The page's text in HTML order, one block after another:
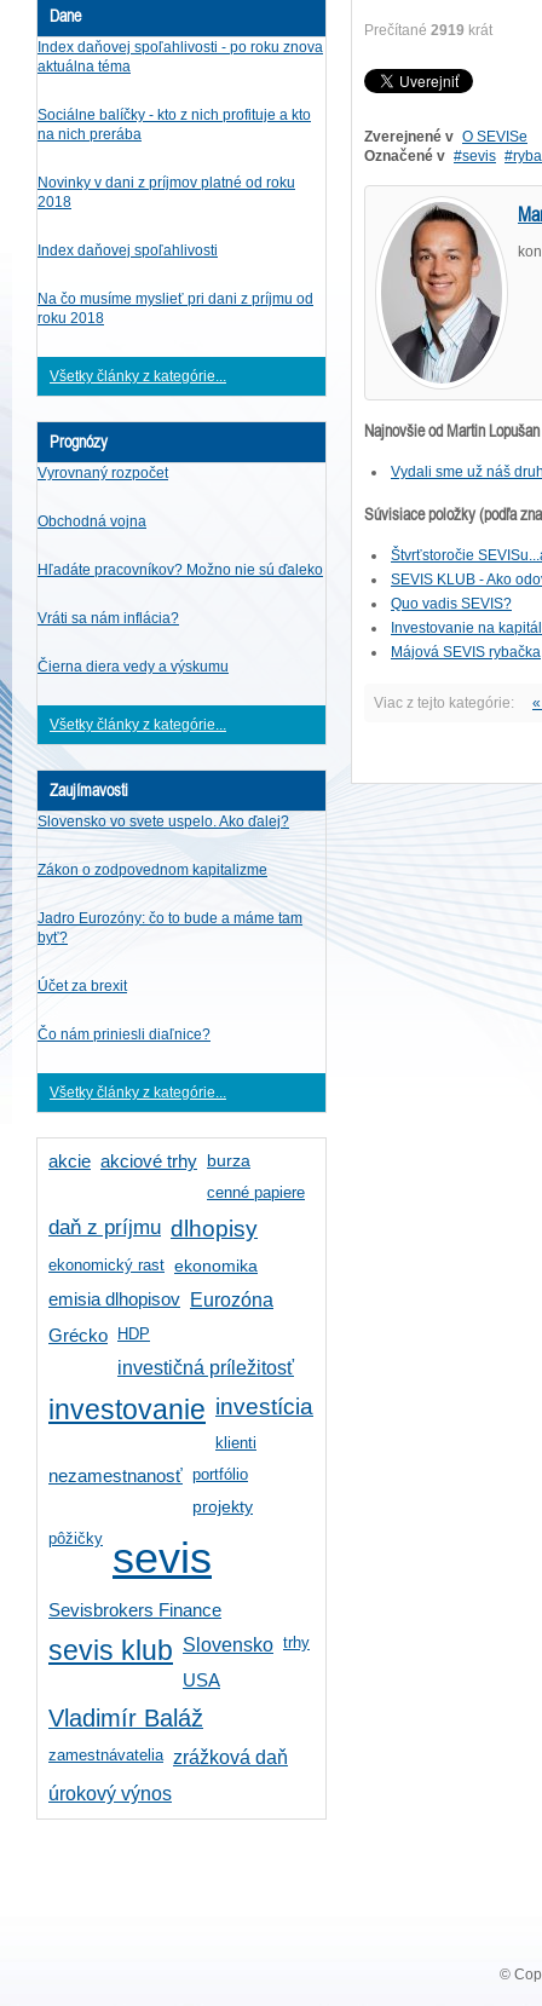
Dane
Index daňovej spoľahlivosti - po roku znova
aktuálna téma
Sociálne balíčky - kto z nich profituje a kto
na nich prerába
Novinky v dani z príjmov platné od roku
2018
Index daňovej spoľahlivosti
Na čo musíme myslieť pri dani z príjmu od
roku 2018
Všetky články z kategórie...
Prognózy
Vyrovnaný rozpočet
Obchodná vojna
Hľadáte pracovníkov? Možno nie sú ďaleko
Vráti sa nám inflácia?
Čierna diera vedy a výskumu
Všetky články z kategórie...
Zaujímavosti
Slovensko vo svete uspelo. Ako ďalej?
Zákon o zodpovednom kapitalizme
Jadro Eurozóny: čo to bude a máme tam
byť?
Účet za brexit
Čo nám priniesli diaľnice?
Všetky články z kategórie...
akcie akciové trhy burza
cenné papiere
daň z príjmu dlhopisy
ekonomický rast ekonomika
emisia dlhopisov
Eurozóna
Grécko HDP
investičná príležitosť
investovanie investícia
klienti
nezamestnanosť portfólio
projekty
pôžičky sevis
Sevisbrokers Finance
sevis klub Slovensko trhy
USA
Vladimír Baláž
zamestnávatelia zrážková daň
úrokový výnos
Prečítané 2919 krát
Zverejnené v O SEVISe
Označené v
sevis
Najnovšie od Martin Lopušan
Vydali sme už náš
Súvisiace položky (podľa
Štvrťstoročie
SEVIS KLUB - Ako
Quo vadis SEVIS?
Investovanie na
Májová SEVIS rybačka
Viac z tejto kategórie:
©